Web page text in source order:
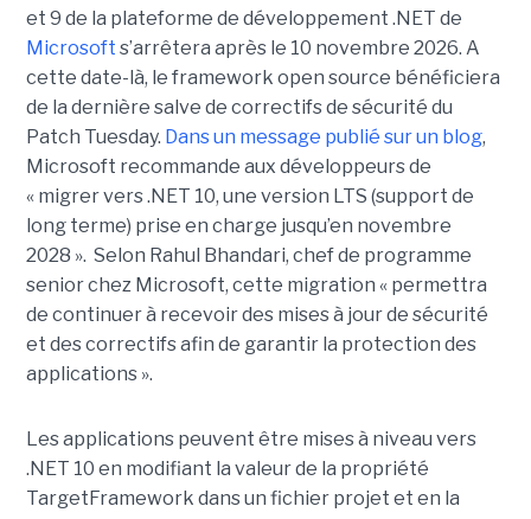
et 9 de la plateforme de développement .NET de
Microsoft s’arrêtera après le 10 novembre 2026. A
cette date-là, le framework open source bénéficiera
de la dernière salve de correctifs de sécurité du
Patch Tuesday. Dans un message publié sur un blog,
Microsoft recommande aux développeurs de
« migrer vers .NET 10, une version LTS (support de
long terme) prise en charge jusqu’en novembre
2028 ». Selon Rahul Bhandari, chef de programme
senior chez Microsoft, cette migration « permettra
de continuer à recevoir des mises à jour de sécurité
et des correctifs afin de garantir la protection des
applications ».
Les applications peuvent être mises à niveau vers
.NET 10 en modifiant la valeur de la propriété
TargetFramework dans un fichier projet et en la